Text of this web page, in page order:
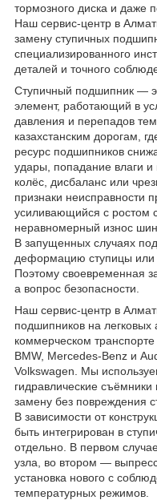
тормозного диска и даже
Наш сервис-центр в
замену ступичных
специализированного
деталей и точного
Ступичный подшипник —
элемент, работающий в
давления и перепадов
казахстанским дорогам,
ресурс подшипников
удары, попадание влаги и
колёс, дисбаланс или
признаки неисправности
усиливающийся с ростом
неравномерный износ
В запущенных случаях
деформацию ступицы или
Поэтому своевременная
а вопрос безопасности.
Наш сервис-центр в
подшипников на
коммерческом
BMW, Mercedes-Benz и
Volkswagen. Мы
гидравлические
замену без повреждения
В зависимости от
быть интегрирован в
отдельно. В первом
узла, во втором —
установка нового с
температурных режимов.